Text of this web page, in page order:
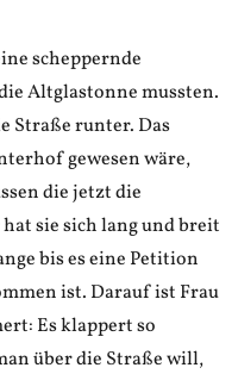
scheppernde
Altglastonne mussten.
Straße runter. Das
gewesen wäre,
die jetzt die
sie sich lang und breit
bis es eine Petition
ist. Darauf ist Frau
Es klappert so
über die Straße will,